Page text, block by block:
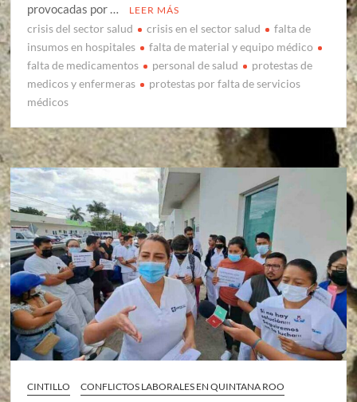
provocadas por … LEER MÁS
crisis del sector salud crisis en el sector salud
falta de
insumos en hospitales
falta de material y equipo médico
falta de medicamentos
personal de salud
protestas de
medicos y enfermeras
protestas por falta de servicios
médicos
CINTILLO
CONFLICTOS LABORALES EN QUINTANA ROO